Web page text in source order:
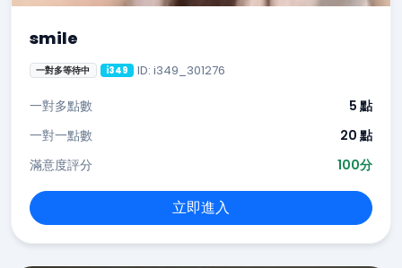
smile
一對多等待中 i349 ID: i349_301276
一對多點數
5 點
一對一點數
20 點
滿意度評分
100分
立即進入